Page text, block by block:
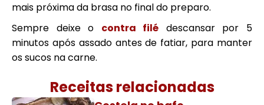
mais próxima da brasa no final do preparo.
Sempre deixe o contra filé descansar por 5
minutos após assado antes de fatiar, para manter
os sucos na carne.
Receitas relacionadas